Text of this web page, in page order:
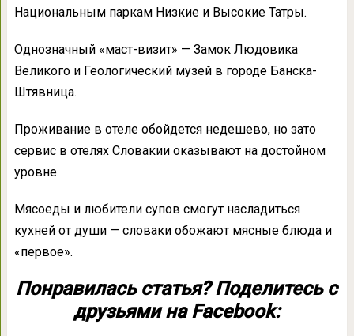
Национальным паркам Низкие и Высокие Татры.
Однозначный «маст-визит» — Замок Людовика
Великого и Геологический музей в городе Банска-
Штявница.
Проживание в отеле обойдется недешево, но зато
сервис в отелях Словакии оказывают на достойном
уровне.
Мясоеды и любители супов смогут насладиться
кухней от души — словаки обожают мясные блюда и
«первое».
Понравилась статья? Поделитесь с
друзьями на Facebook: